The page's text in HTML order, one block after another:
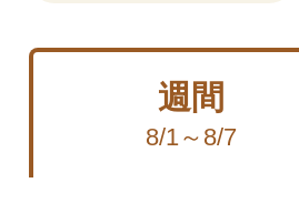
週間
8/1～8/7